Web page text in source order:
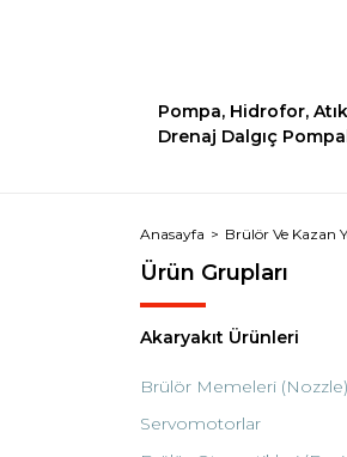
Pompa, Hidrofor,
Drenaj Dalgıç
Anasayfa Brülör Ve Kazan
Ürün Grupları
Akaryakıt Ürünleri
Brülör Memeleri (Nozzle)
Servomotorlar